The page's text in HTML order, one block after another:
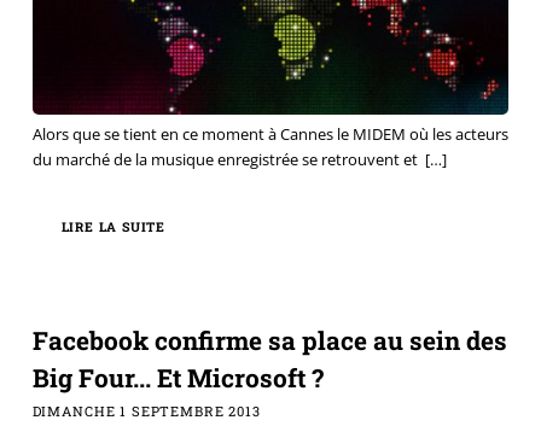
Alors que se tient en ce moment à Cannes le MIDEM où les acteurs
du marché de la musique enregistrée se retrouvent et […]
LIRE LA SUITE
Facebook confirme sa place au sein des
Big Four... Et Microsoft ?
DIMANCHE 1 SEPTEMBRE 2013